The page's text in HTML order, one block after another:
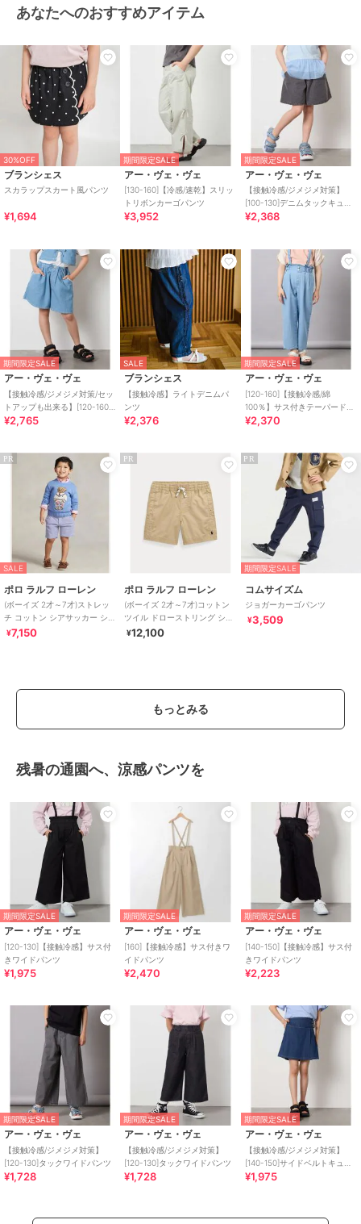
あなたへのおすすめアイテム
30%OFF
ブランシェス
スカラップスカート風パンツ
¥1,694
期間限定SALE
アー・ヴェ・ヴェ
[130-160]【冷感/速乾】スリッ
トリボンカーゴパンツ
¥3,952
期間限定SALE
アー・ヴェ・ヴェ
【接触冷感/ジメジメ対策】
[100-130]デニムタックキュロ
ット
¥2,368
期間限定SALE
アー・ヴェ・ヴェ
【接触冷感/ジメジメ対策/セッ
トアップも出来る】[120-160]
デコデニムキュロット
¥2,765
SALE
ブランシェス
【接触冷感】ライトデニムパ
ンツ
¥2,376
期間限定SALE
アー・ヴェ・ヴェ
[120-160]【接触冷感/綿
100％】サス付きテーパードパ
ンツ
¥2,370
PR
SALE
ポロ ラルフ ローレン
(ボーイズ 2才～7才)ストレッ
チ コットン シアサッカー ショ
ートパンツ
¥7,150
PR
ポロ ラルフ ローレン
(ボーイズ 2才～7才)コットン
ツイル ドローストリング ショ
ートパンツ
¥12,100
PR
期間限定SALE
コムサイズム
ジョガーカーゴパンツ
¥3,509
もっとみる
残暑の通園へ、涼感パンツを
期間限定SALE
アー・ヴェ・ヴェ
[120-130]【接触冷感】サス付
きワイドパンツ
¥1,975
期間限定SALE
アー・ヴェ・ヴェ
[160]【接触冷感】サス付きワ
イドパンツ
¥2,470
期間限定SALE
アー・ヴェ・ヴェ
[140-150]【接触冷感】サス付
きワイドパンツ
¥2,223
期間限定SALE
アー・ヴェ・ヴェ
【接触冷感/ジメジメ対策】
[120-130]タックワイドパンツ
¥1,728
期間限定SALE
アー・ヴェ・ヴェ
【接触冷感/ジメジメ対策】
[120-130]タックワイドパンツ
¥1,728
期間限定SALE
アー・ヴェ・ヴェ
【接触冷感/ジメジメ対策】
[140-150]サイドベルトキュロ
ット
¥1,975